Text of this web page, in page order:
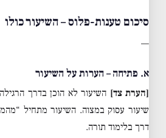
סיכום טענות-פלוס – השיעור כולו
—
א. פתיחה – הערות על השיעור
[הערת צד] השיעור לא הוכן בדרך הרגילה
שיעור עסוק במצוה. השיעור מתחיל
דרך בלימוד תורה.